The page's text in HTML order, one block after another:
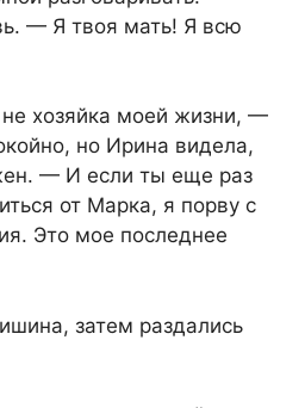
— Я твоя мать! Я всю
хозяйка моей жизни, —
но Ирина видела,
— И если ты еще раз
от Марка, я порву с
Это мое последнее
затем раздались